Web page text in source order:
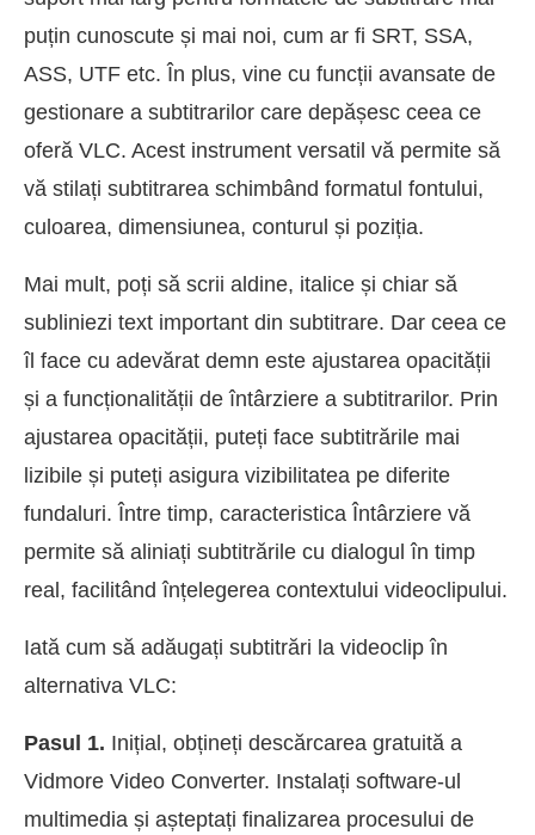
puțin cunoscute și mai noi, cum ar fi SRT, SSA,
ASS, UTF etc. În plus, vine cu funcții avansate de
gestionare a subtitrarilor care depășesc ceea ce
oferă VLC. Acest instrument versatil vă permite să
vă stilați subtitrarea schimbând formatul fontului,
culoarea, dimensiunea, conturul și poziția.
Mai mult, poți să scrii aldine, italice și chiar să
subliniezi text important din subtitrare. Dar ceea ce
îl face cu adevărat demn este ajustarea opacității
și a funcționalității de întârziere a subtitrarilor. Prin
ajustarea opacității, puteți face subtitrările mai
lizibile și puteți asigura vizibilitatea pe diferite
fundaluri. Între timp, caracteristica Întârziere vă
permite să aliniați subtitrările cu dialogul în timp
real, facilitând înțelegerea contextului videoclipului.
Iată cum să adăugați subtitrări la videoclip în
alternativa VLC:
Pasul 1. Inițial, obțineți descărcarea gratuită a
Vidmore Video Converter. Instalați software-ul
multimedia și așteptați finalizarea procesului de